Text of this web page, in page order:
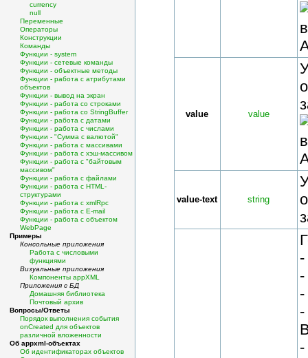
currency
null
Переменные
Операторы
Конструкции
Команды
Функции - system
Функции - сетевые команды
Функции - объектные методы
Функции - работа с атрибутами
объектов
Функции - вывод на экран
Функции - работа со строками
Функции - работа со StringBuffer
Функции - работа с датами
Функции - работа с числами
Функции - "Сумма с валютой"
Функции - работа с массивами
Функции - работа с хэш-массивом
Функции - работа с "байтовым
массивом"
Функции - работа с файлами
Функции - работа с HTML-
структурами
Функции - работа с xmlRpc
Функции - работа с E-mail
Функции - работа с объектом
WebPage
Примеры
Консольные приложения
Работа с числовыми
функциями
Визуальные приложения
Компоненты appXML
Приложения с БД
Домашняя библиотека
Почтовый архив
Вопросы/Ответы
Порядок выполнения события
onCreated для объектов
различной вложенности
Об appxml-объектах
Об идентификаторах объектов
value value
value-text string
-
-
-
-